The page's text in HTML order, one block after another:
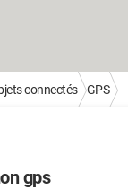
connectés GPS
gps